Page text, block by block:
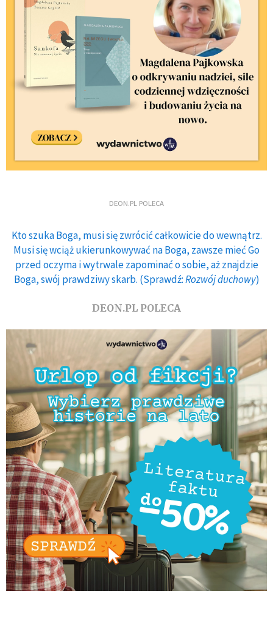
DEON.PL POLECA
Kto szuka Boga, musi się zwrócić całkowicie do wewnątrz.
Musi się wciąż ukierunkowywać na Boga, zawsze mieć Go
przed oczyma i wytrwale zapominać o sobie, aż znajdzie
Boga, swój prawdziwy skarb. (Sprawdź:Rozwój duchowy)
DEON.PL POLECA